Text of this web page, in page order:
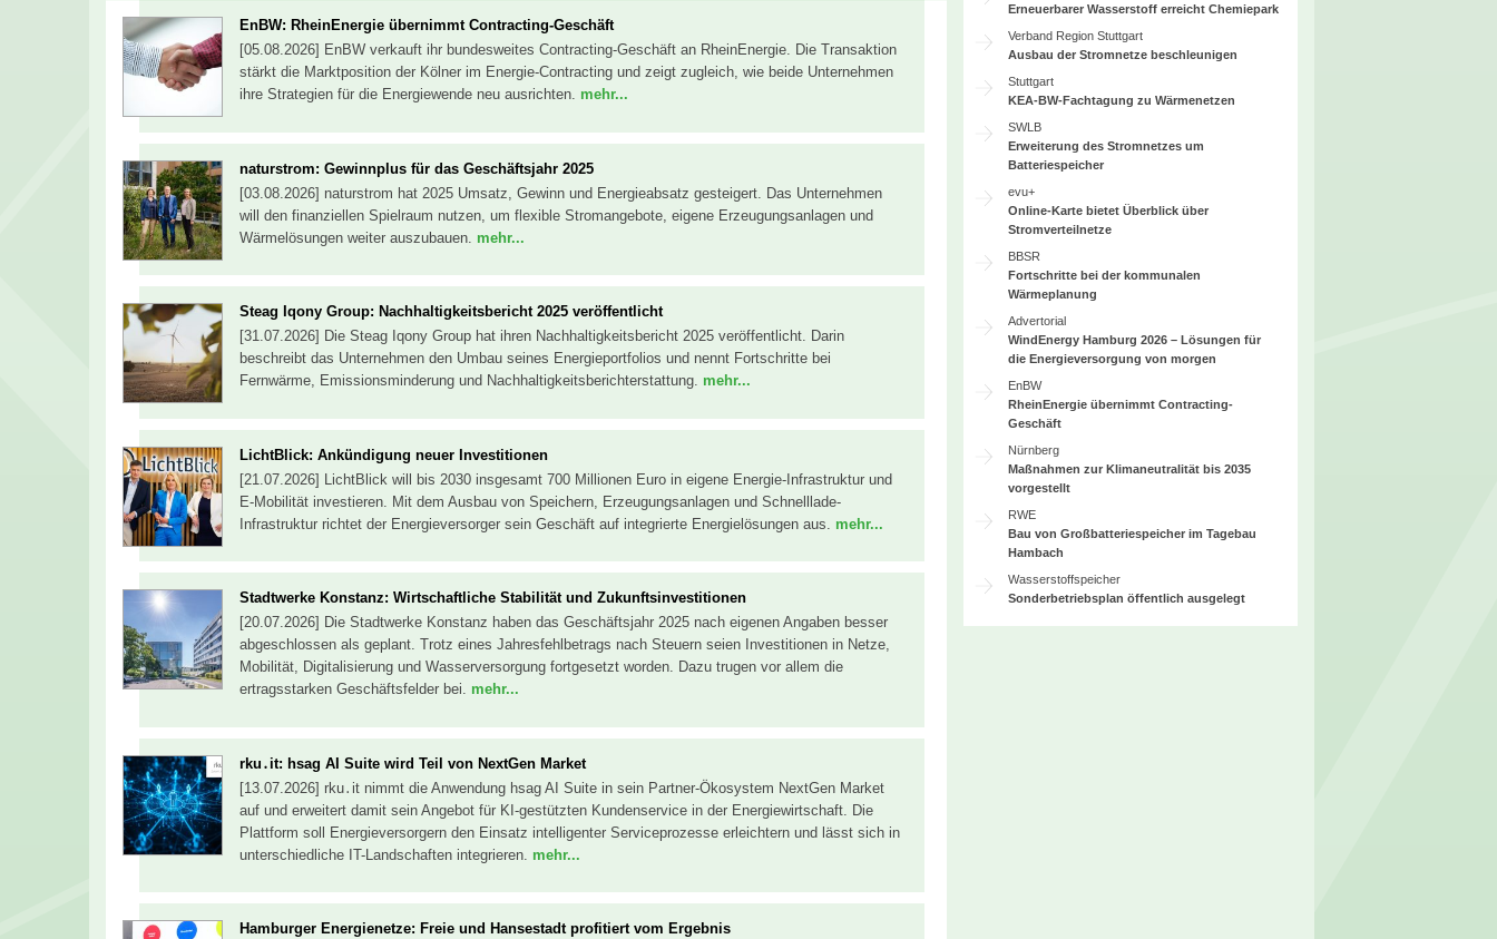
EnBW: RheinEnergie übernimmt Contracting-Geschäft
[05.08.2026] EnBW verkauft ihr bundesweites Contracting-Geschäft an RheinEnergie. Die Transaktion
stärkt die Marktposition der Kölner im Energie-Contracting und zeigt zugleich, wie beide Unternehmen
ihre Strategien für die Energiewende neu ausrichten. mehr...
naturstrom: Gewinnplus für das Geschäftsjahr 2025
[03.08.2026] naturstrom hat 2025 Umsatz, Gewinn und Energieabsatz gesteigert. Das Unternehmen
will den finanziellen Spielraum nutzen, um flexible Stromangebote, eigene Erzeugungsanlagen und
Wärmelösungen weiter auszubauen. mehr...
Steag Iqony Group: Nachhaltigkeitsbericht 2025 veröffentlicht
[31.07.2026] Die Steag Iqony Group hat ihren Nachhaltigkeitsbericht 2025 veröffentlicht. Darin
beschreibt das Unternehmen den Umbau seines Energieportfolios und nennt Fortschritte bei
Fernwärme, Emissionsminderung und Nachhaltigkeitsberichterstattung. mehr...
LichtBlick: Ankündigung neuer Investitionen
[21.07.2026] LichtBlick will bis 2030 insgesamt 700 Millionen Euro in eigene Energie-Infrastruktur und
E-Mobilität investieren. Mit dem Ausbau von Speichern, Erzeugungsanlagen und Schnelllade-
Infrastruktur richtet der Energieversorger sein Geschäft auf integrierte Energielösungen aus. mehr...
Stadtwerke Konstanz: Wirtschaftliche Stabilität und Zukunftsinvestitionen
[20.07.2026] Die Stadtwerke Konstanz haben das Geschäftsjahr 2025 nach eigenen Angaben besser
abgeschlossen als geplant. Trotz eines Jahresfehlbetrags nach Steuern seien Investitionen in Netze,
Mobilität, Digitalisierung und Wasserversorgung fortgesetzt worden. Dazu trugen vor allem die
ertragsstarken Geschäftsfelder bei. mehr...
rku․it: hsag AI Suite wird Teil von NextGen Market
[13.07.2026] rku․it nimmt die Anwendung hsag AI Suite in sein Partner-Ökosystem NextGen Market
auf und erweitert damit sein Angebot für KI-gestützten Kundenservice in der Energiewirtschaft. Die
Plattform soll Energieversorgern den Einsatz intelligenter Serviceprozesse erleichtern und lässt sich in
unterschiedliche IT-Landschaften integrieren. mehr...
Hamburger Energienetze: Freie und Hansestadt profitiert vom Ergebnis
Erneuerbarer Wasserstoff erreicht Chemiepark
Verband Region Stuttgart
Ausbau der Stromnetze beschleunigen
Stuttgart
KEA-BW-Fachtagung zu Wärmenetzen
SWLB
Erweiterung des Stromnetzes um
Batteriespeicher
evu+
Online-Karte bietet Überblick über
Stromverteilnetze
BBSR
Fortschritte bei der kommunalen
Wärmeplanung
Advertorial
WindEnergy Hamburg 2026 – Lösungen für
die Energieversorgung von morgen
EnBW
RheinEnergie übernimmt Contracting-
Geschäft
Nürnberg
Maßnahmen zur Klimaneutralität bis 2035
vorgestellt
RWE
Bau von Großbatteriespeicher im Tagebau
Hambach
Wasserstoffspeicher
Sonderbetriebsplan öffentlich ausgelegt